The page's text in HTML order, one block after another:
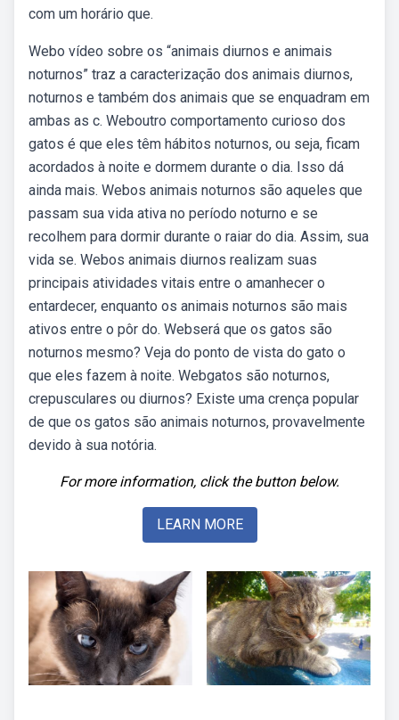
com um horário que.
Webo vídeo sobre os “animais diurnos e animais
noturnos” traz a caracterização dos animais diurnos,
noturnos e também dos animais que se enquadram em
ambas as c. Weboutro comportamento curioso dos
gatos é que eles têm hábitos noturnos, ou seja, ficam
acordados à noite e dormem durante o dia. Isso dá
ainda mais. Webos animais noturnos são aqueles que
passam sua vida ativa no período noturno e se
recolhem para dormir durante o raiar do dia. Assim, sua
vida se. Webos animais diurnos realizam suas
principais atividades vitais entre o amanhecer o
entardecer, enquanto os animais noturnos são mais
ativos entre o pôr do. Webserá que os gatos são
noturnos mesmo? Veja do ponto de vista do gato o
que eles fazem à noite. Webgatos são noturnos,
crepusculares ou diurnos? Existe uma crença popular
de que os gatos são animais noturnos, provavelmente
devido à sua notória.
For more information, click the button below.
LEARN MORE